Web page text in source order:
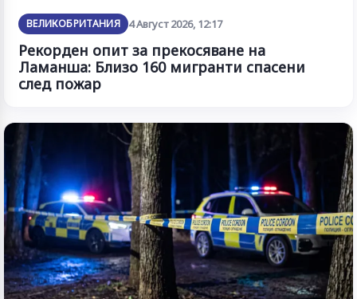
ВЕЛИКОБРИТАНИЯ 4 Август 2026, 12:17
Рекорден опит за прекосяване на
Ламанша: Близо 160 мигранти спасени
след пожар